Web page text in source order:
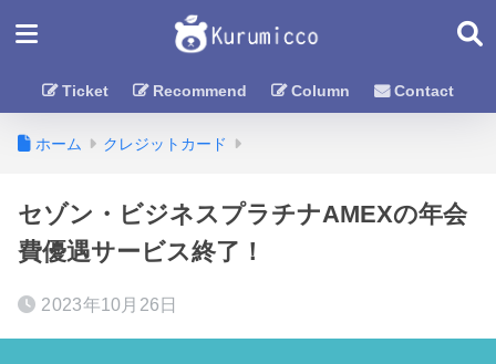
Ticket Recommend Column Contact
ホーム クレジットカード
セゾン・ビジネスプラチナAMEXの年会
費優遇サービス終了！
2023年10月26日